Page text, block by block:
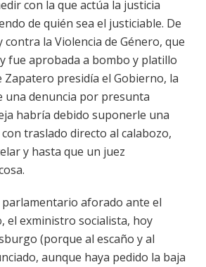
con la que actúa la justicia
de quién sea el justiciable. De
contra la Violencia de Género, que
fue aprobada a bombo y platillo
Zapatero presidía el Gobierno, la
una denuncia por presunta
habría debido suponerle una
traslado directo al calabozo,
y hasta que un juez
aforado ante el
el exministro socialista, hoy
(porque al escaño y al
aunque haya pedido la baja